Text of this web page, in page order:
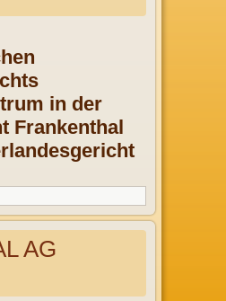
in der
Frankenthal
AG